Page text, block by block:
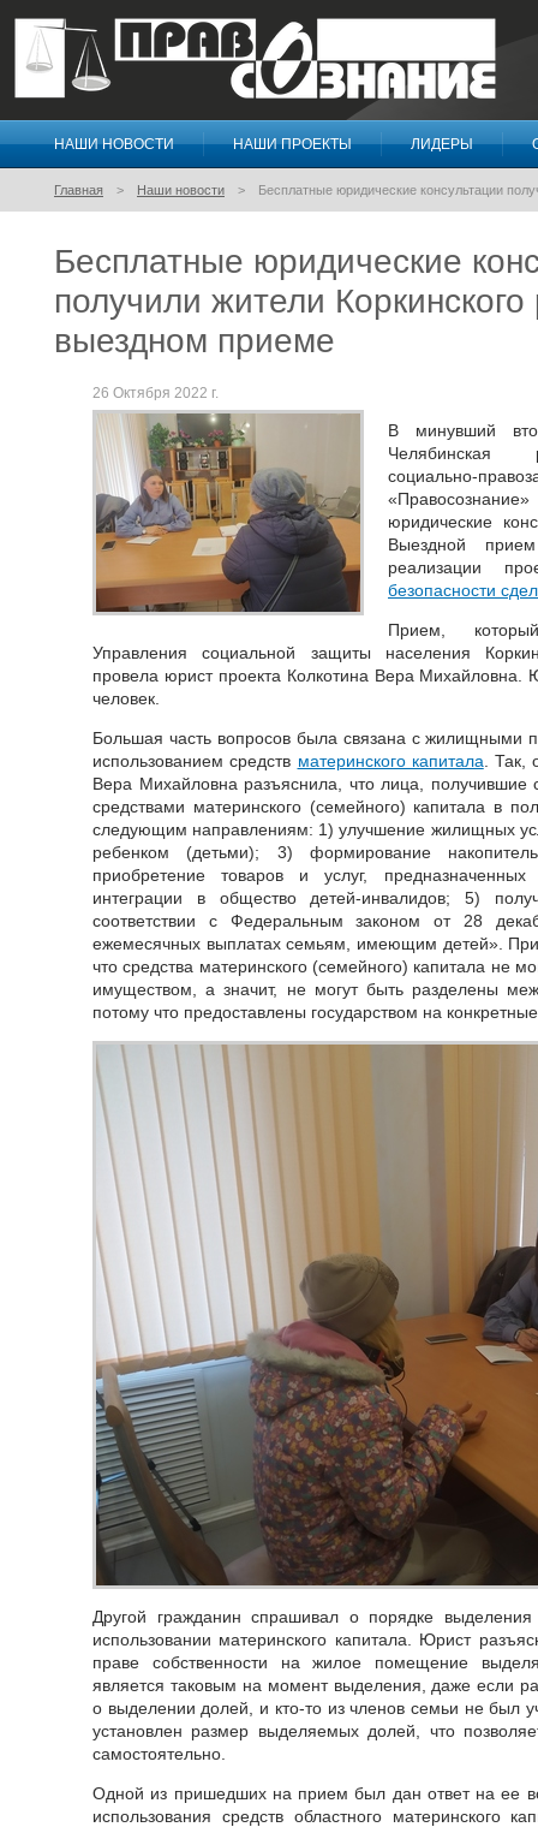
Правосознание
НАШИ НОВОСТИ НАШИ ПРОЕКТЫ ЛИДЕРЫ
Главная Наши новости Бесплатные юридические консультации
Бесплатные юридические
получили жители
выездном приеме
26 Октября 2022 г.
В минувший
Челябинская
социально-
юридические
Выездной
реализации
безопасности
Прием,
Управления социальной защиты населения
провела юрист проекта Колкотина Вера
человек.
Большая часть вопросов была связана с жилищными
использованием средств материнского капитала .
Вера Михайловна разъяснила, что лица, получившие
средствами материнского (семейного) капитала в
следующим направлениям: 1) улучшение жилищных
ребенком (детьми); 3) формирование
приобретение товаров и услуг,
интеграции в общество детей-инвалидов; 5)
соответствии с Федеральным законом от 28
ежемесячных выплатах семьям, имеющим детей».
что средства материнского (семейного) капитала не
имуществом, а значит, не могут быть разделены
потому что предоставлены государством на
Другой гражданин спрашивал о порядке
использовании материнского капитала. Юрист
праве собственности на жилое помещение
является таковым на момент выделения, даже если
о выделении долей, и кто-то из членов семьи не был
установлен размер выделяемых долей, что
самостоятельно.
Одной из пришедших на прием был дан ответ на ее
использования средств областного материнского